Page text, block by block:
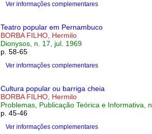
Ver informações complementares
Teatro popular em Pernambuco
BORBA FILHO, Hermilo
Dionysos, n. 17, jul. 1969
p. 58-65
Ver informações complementares
Cultura popular ou barriga cheia
BORBA FILHO, Hermilo
Problemas, Publicação Teórica e Informativa,
p. 45-46
Ver informações complementares